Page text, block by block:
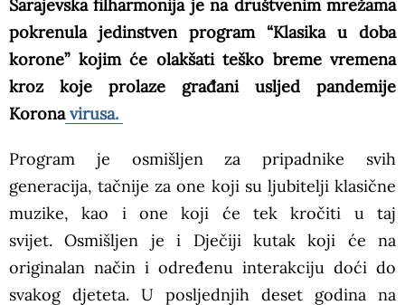
Sarajevska filharmonija je na društvenim mrežama
pokrenula jedinstven program “Klasika u doba
korone” kojim će olakšati teško breme vremena
kroz koje prolaze građani usljed pandemije
Koronavirusa.
Program je osmišljen za pripadnike svih
generacija, tačnije za one koji su ljubitelji klasične
muzike, kao i one koji će tek kročiti u taj
svijet. Osmišljen je i Dječiji kutak koji će na
originalan način i određenu interakciju doći do
svakog djeteta. U posljednjih deset godina na